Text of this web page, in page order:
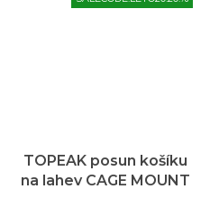
TOPEAK posun košíku
na lahev CAGE MOUNT